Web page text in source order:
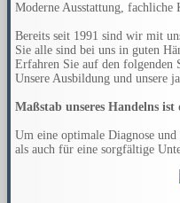
Moderne Ausstattung, fachliche
Bereits seit 1991 sind wir mit
Sie alle sind bei uns in guten
Erfahren Sie auf den folgenden
Unsere Ausbildung und unsere
Maßstab unseres Handelns ist
Um eine optimale Diagnose
als auch für eine sorgfältige